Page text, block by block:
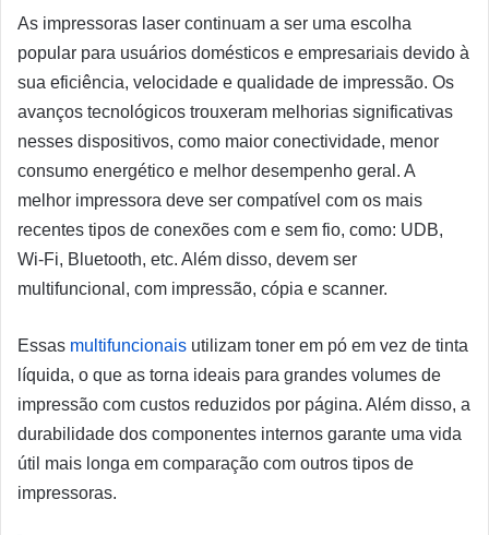
As impressoras laser continuam a ser uma escolha
popular para usuários domésticos e empresariais devido à
sua eficiência, velocidade e qualidade de impressão. Os
avanços tecnológicos trouxeram melhorias significativas
nesses dispositivos, como maior conectividade, menor
consumo energético e melhor desempenho geral. A
melhor impressora deve ser compatível com os mais
recentes tipos de conexões com e sem fio, como: UDB,
Wi-Fi, Bluetooth, etc. Além disso, devem ser
multifuncional, com impressão, cópia e scanner.
Essas multifuncionais utilizam toner em pó em vez de tinta
líquida, o que as torna ideais para grandes volumes de
impressão com custos reduzidos por página. Além disso, a
durabilidade dos componentes internos garante uma vida
útil mais longa em comparação com outros tipos de
impressoras.